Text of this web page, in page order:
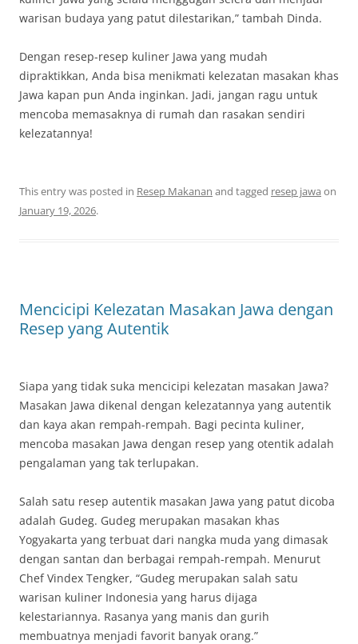
warisan budaya yang patut dilestarikan,” tambah Dinda.
Dengan resep-resep kuliner Jawa yang mudah
dipraktikkan, Anda bisa menikmati kelezatan masakan khas
Jawa kapan pun Anda inginkan. Jadi, jangan ragu untuk
mencoba memasaknya di rumah dan rasakan sendiri
kelezatannya!
This entry was posted in Resep Makanan and tagged resep jawa on
January 19, 2026.
Mencicipi Kelezatan Masakan Jawa dengan
Resep yang Autentik
Siapa yang tidak suka mencicipi kelezatan masakan Jawa?
Masakan Jawa dikenal dengan kelezatannya yang autentik
dan kaya akan rempah-rempah. Bagi pecinta kuliner,
mencoba masakan Jawa dengan resep yang otentik adalah
pengalaman yang tak terlupakan.
Salah satu resep autentik masakan Jawa yang patut dicoba
adalah Gudeg. Gudeg merupakan masakan khas
Yogyakarta yang terbuat dari nangka muda yang dimasak
dengan santan dan berbagai rempah-rempah. Menurut
Chef Vindex Tengker, “Gudeg merupakan salah satu
warisan kuliner Indonesia yang harus dijaga
kelestariannya. Rasanya yang manis dan gurih
membuatnya menjadi favorit banyak orang.”